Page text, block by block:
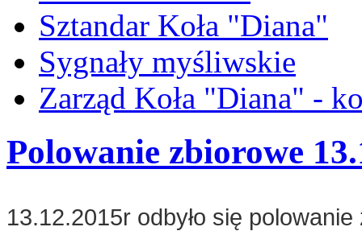
Sztandar Koła "Diana"
Sygnały myśliwskie
Zarząd Koła "Diana" -
Polowanie zbiorowe
13.12.2015r odbyło się